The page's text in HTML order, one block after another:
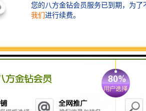
制作工艺及规格：其组成部分有：篮
Pvc工程围挡/Pvc围挡篮板
120×120PVC管，横管50×80PVC管，
立柱内衬100×100×1.5钢管，横管内衬
法兰盘100×150×6mm。